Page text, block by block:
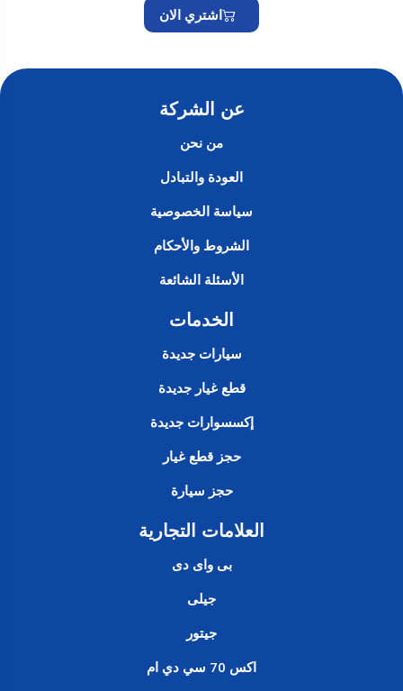
اشتري الان
عن الشركة
من نحن
العودة والتبادل
سياسة الخصوصية
الشروط والأحكام
الأسئلة الشائعة
الخدمات
سيارات جديدة
قطع غيار جديدة
إكسسوارات جديدة
حجز قطع غيار
حجز سيارة
العلامات التجارية
بى واى دى
جيلى
جيتور
اكس 70 سي دي ام